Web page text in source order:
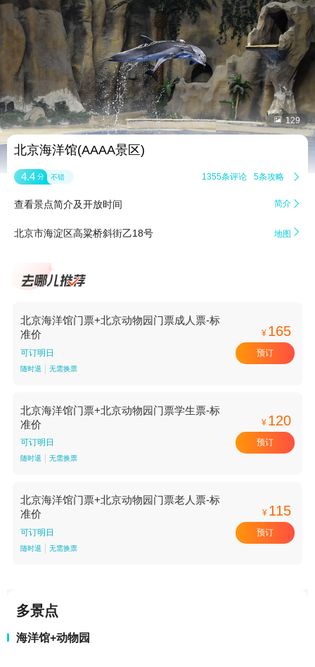
 129
北京海洋馆(AAAA景区)
4.4 分 不错 1355条评论 5条攻略 
查看景点简介及开放时间 简介 
北京市海淀区高粱桥斜街乙18号 地图 
北京海洋馆门票+北京动物园门票成人票-标
准价
可订明日
随时退 无需换票
¥ 165
预订
北京海洋馆门票+北京动物园门票学生票-标
准价
可订明日
随时退 无需换票
¥ 120
预订
北京海洋馆门票+北京动物园门票老人票-标
准价
可订明日
随时退 无需换票
¥ 115
预订
多景点
海洋馆+动物园
